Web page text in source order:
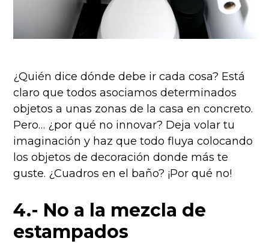
¿Quién dice dónde debe ir cada cosa? Está
claro que todos asociamos determinados
objetos a unas zonas de la casa en concreto.
Pero… ¿por qué no innovar? Deja volar tu
imaginación y haz que todo fluya colocando
los objetos de decoración donde más te
guste. ¿Cuadros en el baño? ¡Por qué no!
4.- No a la mezcla de
estampados